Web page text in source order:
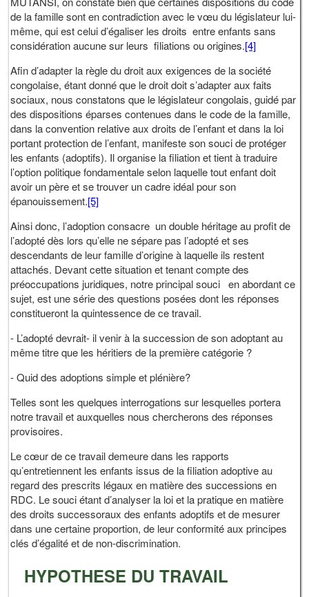
de la famille sont en contradiction avec le vœu du législateur lui-
même, qui est celui d’égaliser les droits entre enfants sans
considération aucune sur leurs filiations ou origines.[4]
Afin d’adapter la règle du droit aux exigences de la société
congolaise, étant donné que le droit doit s’adapter aux faits
sociaux, nous constatons que le législateur congolais, guidé par
des dispositions éparses contenues dans le code de la famille,
dans la convention relative aux droits de l’enfant et dans la loi
portant protection de l’enfant, manifeste son souci de protéger
les enfants (adoptifs). Il organise la filiation et tient à traduire
l’option politique fondamentale selon laquelle tout enfant doit
avoir un père et se trouver un cadre idéal pour son
épanouissement.[5]
Ainsi donc, l’adoption consacre un double héritage au profit de
l’adopté dès lors qu’elle ne sépare pas l’adopté et ses
descendants de leur famille d’origine à laquelle ils restent
attachés. Devant cette situation et tenant compte des
préoccupations juridiques, notre principal souci en abordant ce
sujet, est une série des questions posées dont les réponses
constitueront la quintessence de ce travail.
- L’adopté devrait- il venir à la succession de son adoptant au
même titre que les héritiers de la première catégorie ?
- Quid des adoptions simple et plénière?
Telles sont les quelques interrogations sur lesquelles portera
notre travail et auxquelles nous chercherons des réponses
provisoires.
Le cœur de ce travail demeure dans les rapports
qu’entretiennent les enfants issus de la filiation adoptive au
regard des prescrits légaux en matière des successions en
RDC. Le souci étant d’analyser la loi et la pratique en matière
des droits successoraux des enfants adoptifs et de mesurer
dans une certaine proportion, de leur conformité aux principes
clés d’égalité et de non-discrimination.
HYPOTHESE DU TRAVAIL